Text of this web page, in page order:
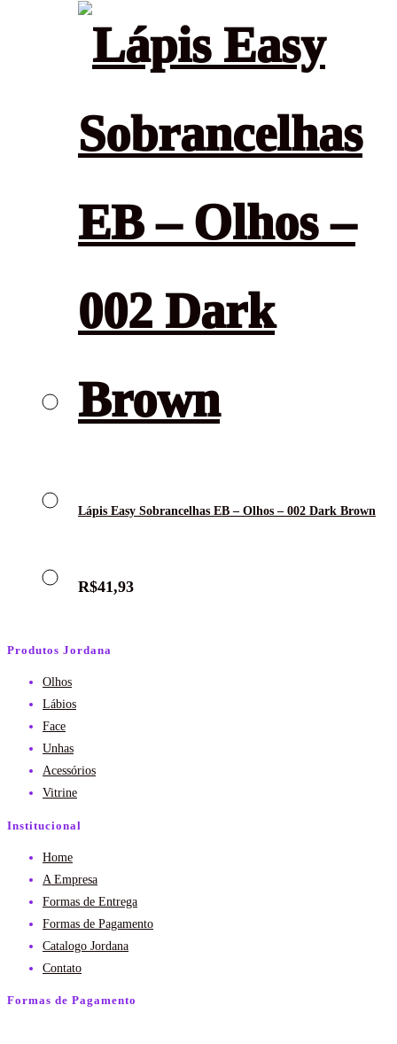
Lápis Easy Sobrancelhas EB – Olhos – 002 Dark Brown
R$41,93
Produtos Jordana
Olhos
Lábios
Face
Unhas
Acessórios
Vitrine
Institucional
Home
A Empresa
Formas de Entrega
Formas de Pagamento
Catalogo Jordana
Contato
Formas de Pagamento